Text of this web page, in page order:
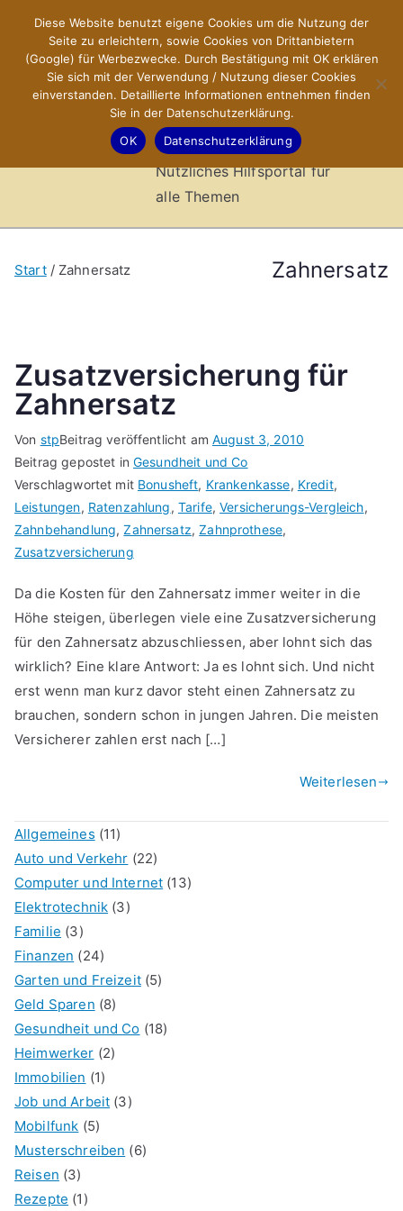
springen
X-Sites.de
–
Hilfsportal
Nützliches Hilfsportal für
alle Themen
Zahnersatz
Start Zahnersatz
Zusatzversicherung für
Zahnersatz
Von stpBeitrag veröffentlicht am August 3, 2010
Beitrag gepostet inGesundheit und Co
Verschlagwortet mit Bonusheft, Krankenkasse, Kredit,
Leistungen, Ratenzahlung, Tarife,Versicherungs-Vergleich,
Zahnbehandlung,Zahnersatz,Zahnprothese,
Zusatzversicherung
Da die Kosten für den Zahnersatz immer weiter in die
Höhe steigen, überlegen viele eine Zusatzversicherung
für den Zahnersatz abzuschliessen, aber lohnt sich das
wirklich? Eine klare Antwort: Ja es lohnt sich. Und nicht
erst wenn man kurz davor steht einen Zahnersatz zu
brauchen, sondern schon in jungen Jahren. Die meisten
Versicherer zahlen erst nach […]
Weiterlesen
Allgemeines (11)
Auto und Verkehr (22)
Computer und Internet (13)
Elektrotechnik (3)
Familie (3)
Finanzen (24)
Garten und Freizeit(5)
Geld Sparen (8)
Gesundheit und Co (18)
Heimwerker (2)
Immobilien (1)
Job und Arbeit (3)
Mobilfunk (5)
Musterschreiben (6)
Reisen (3)
Rezepte (1)
Diese Website benutzt eigene Cookies um die Nutzung der
Seite zu erleichtern, sowie Cookies von Drittanbietern
(Google) für Werbezwecke. Durch Bestätigung mit OK erklären
Sie sich mit der Verwendung / Nutzung dieser Cookies
einverstanden. Detaillierte Informationen entnehmen finden
Sie in der Datenschutzerklärung.
OK
Datenschutzerklärung